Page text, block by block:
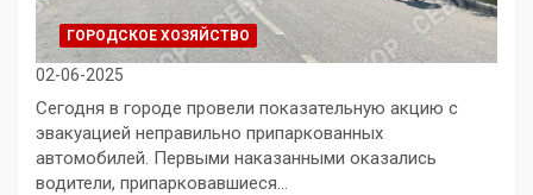
ГОРОДСКОЕ ХОЗЯЙСТВО
02-06-2025
Сегодня в городе провели показательную акцию с
эвакуацией неправильно припаркованных
автомобилей. Первыми наказанными оказались
водители, припарковавшиеся…